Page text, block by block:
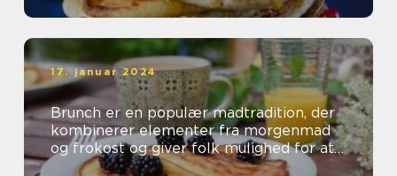
17. januar 2024
Brunch er en populær madtradition, der
kombinerer elementer fra morgenmad
og frokost og giver folk mulighed for at
nyde en lækker og afslappet spiseop...